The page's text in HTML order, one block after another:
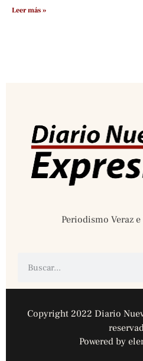
Leer más »
Periodismo Veraz
Copyright 2022 Diario
Powered by